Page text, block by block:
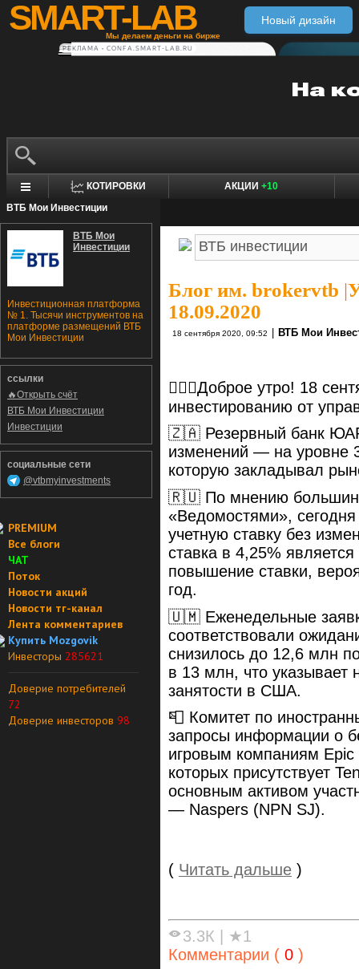
SMART-LAB
Мы делаем деньги на бирже
Новый дизайн
РЕКЛАМА • CONFA.SMART-LAB.RU
КОТИРОВКИ АКЦИИ +10
ВТБ Мои Инвестиции
ВТБ Мои
Инвестиции
Инвестиционная платформа
№ 1. Тысячи инструментов на
платформе размещений ВТБ
Мои Инвестиции
ссылки
🔥Открыть счёт
ВТБ Мои Инвестиции
Инвестиции
социальные сети
@vtbmyinvestments
PREMIUM
Все блоги
ЧАТ
Поток
Новости акций
Новости тг-канал
Лента комментариев
Купить Mozgovik
Инвесторы 285621
Доверие потребителей
72
Доверие инвесторов 98
Блог им. brokervtb |
18.09.2020
18 сентября 2020, 09:52 ВТБ Мои
🙋🏼‍♂️Доброе утро! 18
инвестированию от
🇿🇦 Резервный банк ЮАР
изменений — на уровне
которую закладывал
🇷🇺 По мнению
«Ведомостями»,
учетную ставку без
ставка в 4,25%
повышение ставки,
год.
🇺🇲 Еженедельные
соответствовали
снизилось до 12,6 млн
в 13 млн, что указывает
занятости в США.
📮 Комитет по
запросы информации о
игровым компаниям Epic
которых присутствует
основным активом
— Naspers (NPN SJ).
( Читать дальше )
3.3К
★1
Комментарии ( 0 )